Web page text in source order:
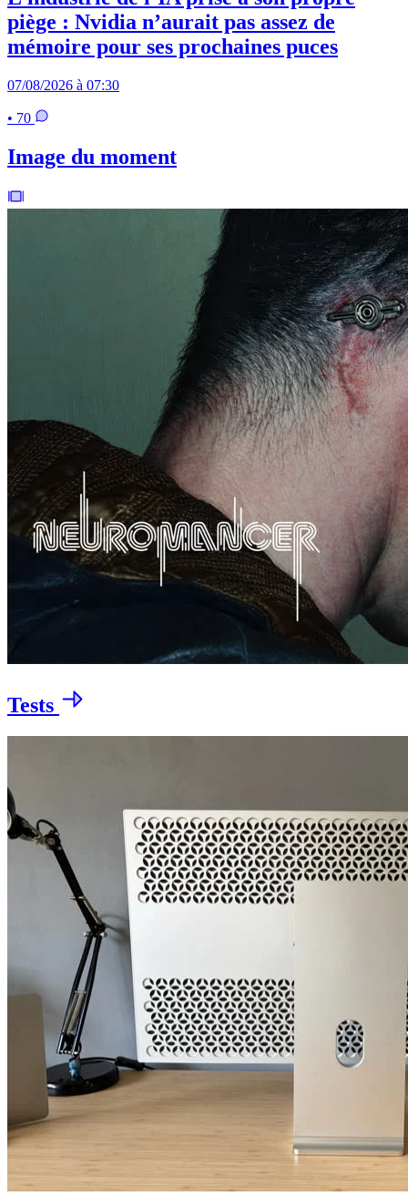
piège : Nvidia n’aurait pas assez de
mémoire pour ses prochaines puces
07/08/2026 à 07:30
• 70
Image du moment
Tests